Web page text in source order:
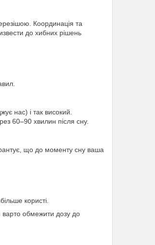
Координація та
до хибних рішень
нас) і так високий.
60–90 хвилин після сну.
що до моменту сну ваша
користі.
варто обмежити дозу до